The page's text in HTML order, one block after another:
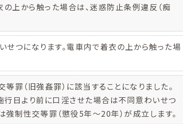
上から触った場合は、迷惑防止条例違反（痴
つになります。電車内で着衣の上から触った場
（旧強姦罪）に該当することになりました。
日より前に口淫させた場合は不同意わいせつ
制性交等罪（懲役5年～20年）が成立します。